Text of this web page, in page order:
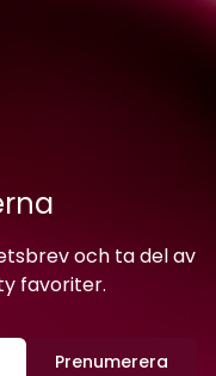
och ta del av
favoriter.
Prenumerera